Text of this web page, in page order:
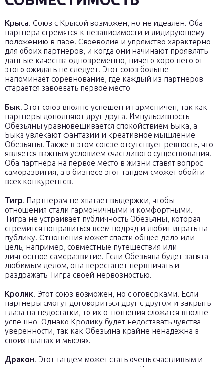
Крыса. Союз с Крысой возможен, но не идеален. Оба
партнера стремятся к независимости и лидирующему
положению в паре. Своеволие и упрямство характерно
для обоих партнеров, и когда они начинают проявлять
данные качества одновременно, ничего хорошего от
этого ожидать не следует. Этот союз больше
напоминает соревнование, где каждый из партнеров
старается завоевать первое место.
Бык. Этот союз вполне успешен и гармоничен, так как
партнеры дополняют друг друга. Импульсивность
Обезьяны уравновешивается спокойствием Быка, а
Быка увлекают фантазии и креативное мышление
Обезьяны. Также в этом союзе отсутствует ревность, что
является важным условием счастливого существования.
Оба партнера на первое место в жизни ставят вопрос
саморазвития, а в бизнесе этот тандем сможет обойти
всех конкурентов.
Тигр. Партнерам не хватает выдержки, чтобы
отношения стали гармоничными и комфортными.
Тигра не устраивает публичность Обезьяны, которая
стремится понравиться всем подряд и любит играть на
публику. Отношения может спасти общее дело или
цель, например, совместные путешествия или
личностное саморазвитие. Если Обезьяна будет занята
любимым делом, она перестанет нервничать и
раздражать Тигра своей нервозностью.
Кролик. Этот союз возможен, но с оговорками. Если
партнеры смогут договориться друг с другом и закрыть
глаза на недостатки, то их отношения сложатся вполне
успешно. Однако Кролику будет недоставать чувства
уверенности, так как Обезьяна крайне ненадежна в
своих планах и мыслях.
Дракон. Этот тандем может стать очень счастливым и